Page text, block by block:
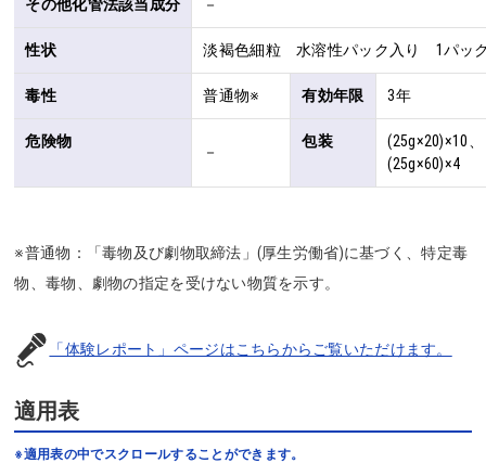
その他化管法該当成分 －
性状 淡褐色細粒 水溶性パック入り 1パッ
毒性 普通物※ 有効年限 3年
危険物
－
包装
(25g×20)×10、
(25g×60)×4
※普通物：「毒物及び劇物取締法」(厚生労働省)に基づく、特定毒
物、毒物、劇物の指定を受けない物質を示す。
「体験レポート」ページはこちらからご覧いただけます。
適用表
※適用表の中でスクロールすることができます。